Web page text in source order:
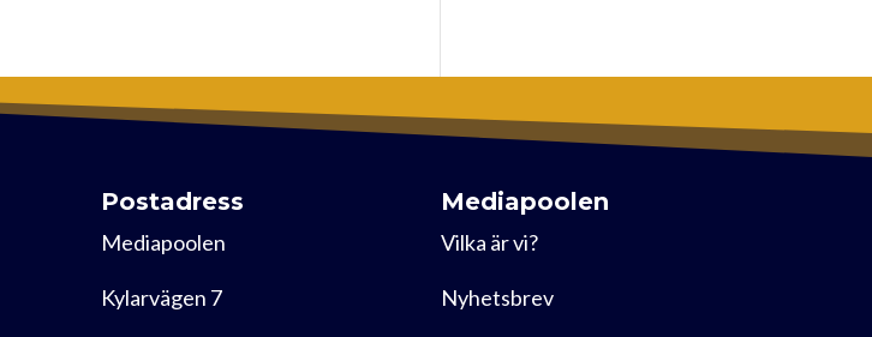
Postadress
Mediapoolen
Kylarvägen 7
Mediapoolen
Vilka är vi?
Nyhetsbrev